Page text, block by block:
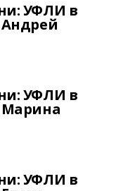
УФЛИ в
УФЛИ в
Марина
УФЛИ в